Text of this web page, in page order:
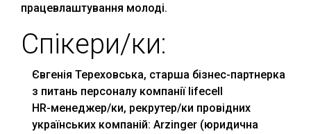
працевлаштування молоді.
Спікери/ки:
Євгенія Тереховська, старша бізнес-партнерка
з питань персоналу компанії lifecell
HR-менеджер/ки, рекрутер/ки провiдних
українських компаній: Arzinger (юридична